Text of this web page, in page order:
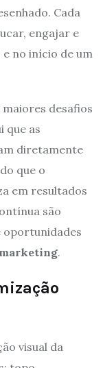
Cada
engajar e
no início de um
desafios
que as
diretamente
que o
em resultados
são
oportunidades
.
visual da